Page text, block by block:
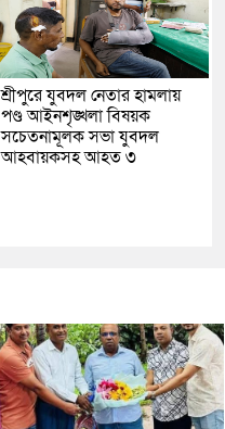
শ্রীপুরে যুবদল নেতার হামলায়
পণ্ড আইনশৃঙ্খলা বিষয়ক
সচেতনামূলক সভা যুবদল
আহবায়কসহ আহত ৩